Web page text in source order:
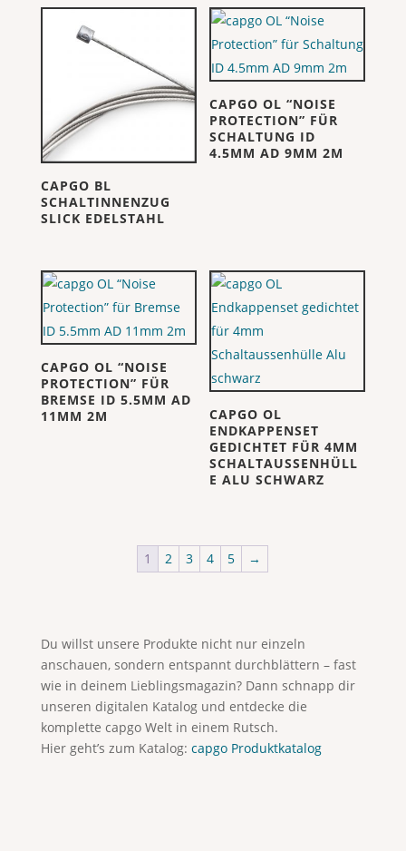
CAPGO BL
SCHALTINNENZUG
SLICK EDELSTAHL
CAPGO OL “NOISE
PROTECTION” FÜR
SCHALTUNG ID
4.5MM AD 9MM 2M
CAPGO OL “NOISE
PROTECTION” FÜR
BREMSE ID 5.5MM AD
11MM 2M
CAPGO OL
ENDKAPPENSET
GEDICHTET FÜR 4MM
SCHALTAUSSENHÜLL
E ALU SCHWARZ
1 2 3 4 5 →
Du willst unsere Produkte nicht nur einzeln
anschauen, sondern entspannt durchblättern – fast
wie in deinem Lieblingsmagazin? Dann schnapp dir
unseren digitalen Katalog und entdecke die
komplette capgo Welt in einem Rutsch.
Hier geht’s zum Katalog: capgo Produktkatalog